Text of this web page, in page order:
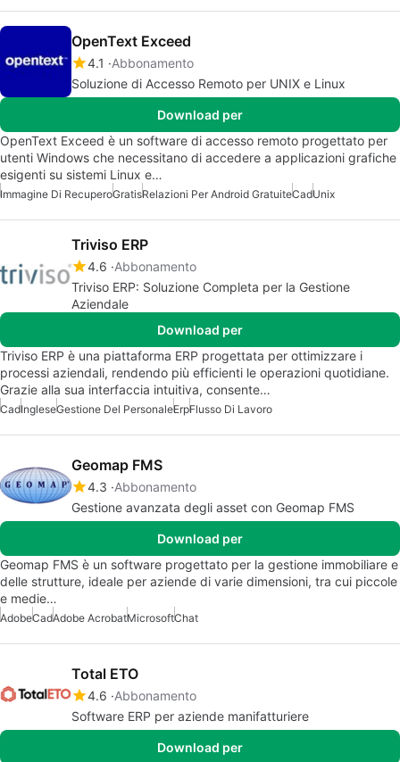
OpenText Exceed
4.1
Abbonamento
Soluzione di Accesso Remoto per UNIX e Linux
Download per
OpenText Exceed è un software di accesso remoto progettato per
utenti Windows che necessitano di accedere a applicazioni grafiche
esigenti su sistemi Linux e…
Immagine Di RecuperoGratisRelazioni Per Android GratuiteCadUnix
Triviso ERP
4.6 Abbonamento
Triviso ERP: Soluzione Completa per la Gestione
Aziendale
Download per
Triviso ERP è una piattaforma ERP progettata per ottimizzare i
processi aziendali, rendendo più efficienti le operazioni quotidiane.
Grazie alla sua interfaccia intuitiva, consente…
CadIngleseGestione Del PersonaleErpFlusso Di Lavoro
Geomap FMS
4.3 Abbonamento
Gestione avanzata degli asset con Geomap FMS
Download per
Geomap FMS è un software progettato per la gestione immobiliare e
delle strutture, ideale per aziende di varie dimensioni, tra cui piccole
e medie…
AdobeCadAdobe AcrobatMicrosoftChat
Total ETO
4.6 Abbonamento
Software ERP per aziende manifatturiere
Download per